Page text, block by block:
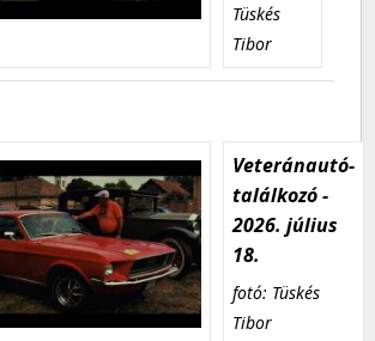
Tüskés
Tibor
Veteránautó-
találkozó -
2026. július
18.
fotó: Tüskés
Tibor